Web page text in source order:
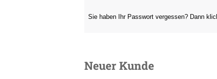
Sie haben Ihr Passwort vergessen? Dann
Neuer Kunde